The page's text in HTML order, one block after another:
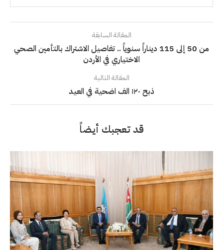
المقالة السابقة
من 50 إلى 115 ديناراً سنوياً .. تفاصيل الاشتراك بالتأمين الصحي
الاختياري في الأردن
المقالة التالية
ذبح ١٢٠ الف اضحية في العيد
قد تعجبك أيضاً